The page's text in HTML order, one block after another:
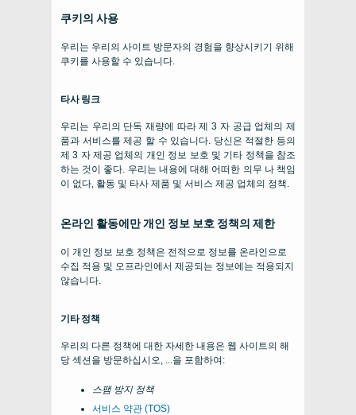
쿠키의 사용
우리는 우리의 사이트 방문자의 경험을 향상시키기 위해
쿠키를 사용할 수 있습니다.
타사 링크
우리는 우리의 단독 재량에 따라 제 3 자 공급 업체의 제
품과 서비스를 제공 할 수 있습니다. 당신은 적절한 등의
제 3 자 제공 업체의 개인 정보 보호 및 기타 정책을 참조
하는 것이 좋다. 우리는 내용에 대해 어떠한 의무 나 책임
이 없다, 활동 및 타사 제품 및 서비스 제공 업체의 정책.
온라인 활동에만 개인 정보 보호 정책의 제한
이 개인 정보 보호 정책은 전적으로 정보를 온라인으로
수집 적용 및 오프라인에서 제공되는 정보에는 적용되지
않습니다.
기타 정책
우리의 다른 정책에 대한 자세한 내용은 웹 사이트의 해
당 섹션을 방문하십시오, ...을 포함하여:
스팸 방지 정책
서비스 약관 (TOS)